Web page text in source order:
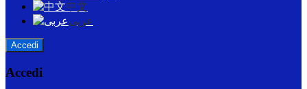
中文
عربى
Accedi
Accedi